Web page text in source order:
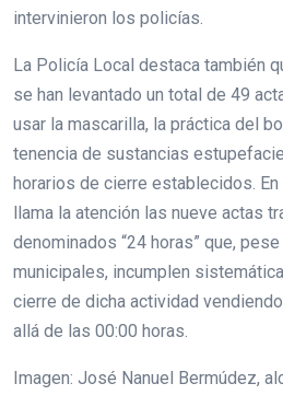
intervinieron los policías.
La Policía Local destaca también
se han levantado un total de 49
usar la mascarilla, la práctica del
tenencia de sustancias
horarios de cierre establecidos.
llama la atención las nueve actas
denominados “24 horas” que,
municipales, incumplen
cierre de dicha actividad
allá de las 00:00 horas.
Imagen: José Nanuel Bermúdez,